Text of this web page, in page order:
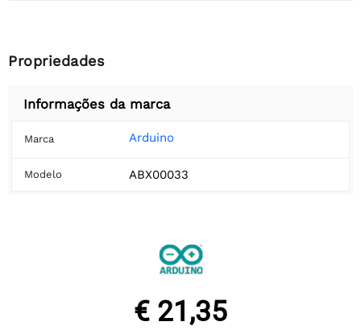
Propriedades
Informações da marca
Marca Arduino
Modelo ABX00033
€ 21,35